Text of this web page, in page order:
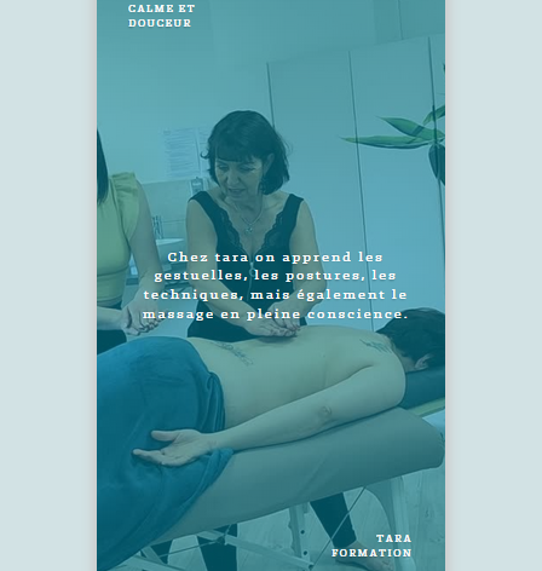
SUIVEZ-NOUS !
Recevez notre Newsletter